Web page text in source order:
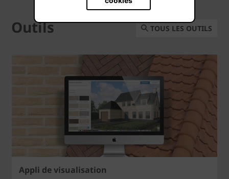
Outils TOUS LES OUTILS
Appli de visualisation